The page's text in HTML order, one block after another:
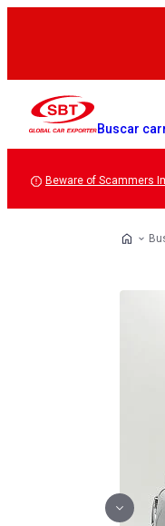
Buscar
Beware of Scammers